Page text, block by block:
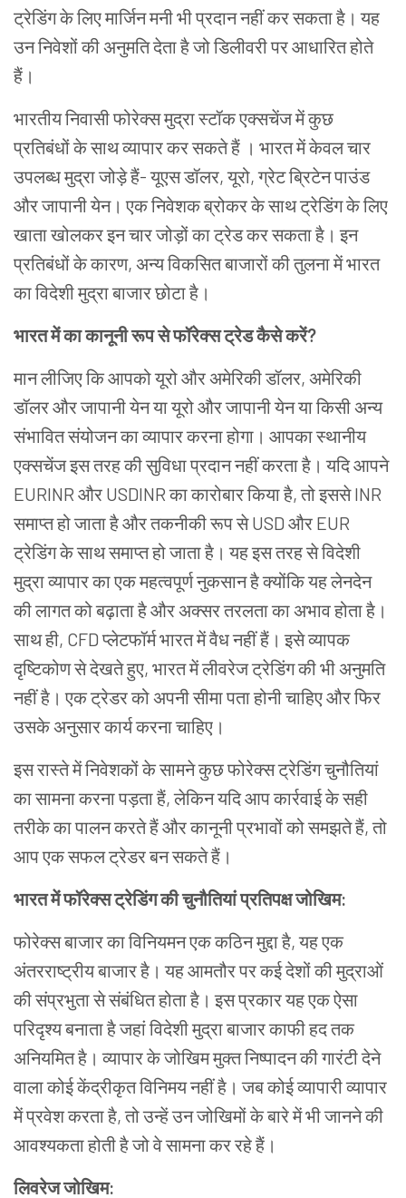
ट्रेडिंगकेलिएमार्जिनमनीभीप्रदाननहींकरसकताहै। यह
उननिवेशोंकीअनुमतिदेताहैजोडिलीवरीपरआधारितहोते
हैं।
भारतीयनिवासीफोरेक्समुद्रास्टॉकएक्सचेंजमेंकुछ
प्रतिबंधों के साथव्यापारकरसकतेहैं । भारतमेंकेवलचार
उपलब्धमुद्राजोड़ेहैं-यूएसडॉलर,यूरो,ग्रेटब्रिटेनपाउंड
औरजापानीयेन। एकनिवेशकब्रोकरकेसाथट्रेडिंगकेलिए
खाताखोलकरइनचारजोड़ोंकाट्रेडकरसकताहै। इन
प्रतिबंधोंकेकारण, अन्य विकसित बाजारों की तुलना मेंभारत
काविदेशीमुद्राबाजारछोटाहै।
भारतमेंकाकानूनीरूपसेफॉरेक्स ट्रेडकैसेकरें?
मानलीजिएकिआपकोयूरोऔरअमेरिकीडॉलर, अमेरिकी
डॉलरऔरजापानीयेनयायूरोऔरजापानीयेनयाकिसीअन्य
संभावितसंयोजनकाव्यापारकरनाहोगा। आपकास्थानीय
एक्सचेंजइसतरहकीसुविधाप्रदाननहींकरताहै। यदिआपने
EURINR और USDINRकाकारोबारकियाहै,तोइससेINR
समाप्तहोजाताहैऔरतकनीकीरूपसेUSD और EUR
ट्रेडिंगकेसाथसमाप्तहोजाताहै। यहइसतरहसेविदेशी
मुद्राव्यापारकाएकमहत्वपूर्णनुकसानहैक्योंकियहलेनदेन
कीलागतकोबढ़ाताहैऔरअक्सरतरलताकाअभावहोताहै।
साथही, CFDप्लेटफॉर्म भारत में वैध नहीं हैं। इसेव्यापक
दृष्टिकोणसेदेखतेहुए, भारतमेंलीवरेजट्रेडिंगकीभीअनुमति
नहींहै। एकट्रेडरकोअपनीसीमापता होनीचाहिएऔरफिर
उसकेअनुसारकार्यकरनाचाहिए।
इस रास्ते में निवेशकों के सामने कुछफोरेक्स ट्रेडिंगचुनौतियां
का सामना करना पड़ताहैं, लेकिन यदि आप कार्रवाई के सही
तरीकेका पालन करते हैं और कानूनीप्रभावोंको समझते हैं, तो
आप एक सफलट्रेडरबन सकते हैं।
भारत में फॉरेक्स ट्रेडिंगकीचुनौतियां प्रतिपक्षजोखिम:
फोरेक्सबाजार का विनियमन एक कठिन मुद्दा है, यह एक
अंतरराष्ट्रीय बाजार है। यह आमतौर पर कई देशों की मुद्राओं
की संप्रभुता से संबंधित होता है। इस प्रकार यह एक ऐसा
परिदृश्य बनाता है जहां विदेशी मुद्रा बाजार काफी हद तक
अनियमित है। व्यापार के जोखिम मुक्त निष्पादन की गारंटी देने
वाला कोई केंद्रीकृत विनिमय नहीं है। जब कोई व्यापारी व्यापार
में प्रवेश करता है, तो उन्हें उन जोखिमों के बारे में भी जानने की
आवश्यकता होती है जो वे सामना कर रहे हैं।
लिवरेज जोखिम: